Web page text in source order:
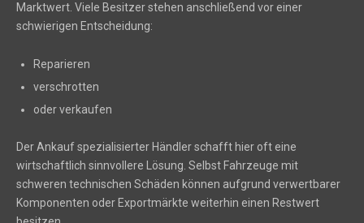
Marktwert. Viele Besitzer stehen anschließend vor einer
schwierigen Entscheidung:
Reparieren
verschrotten
oder verkaufen
Der Ankauf spezialisierter Händler schafft hier oft eine
wirtschaftlich sinnvollere Lösung. Selbst Fahrzeuge mit
schweren technischen Schäden können aufgrund verwertbarer
Komponenten oder Exportmärkte weiterhin einen Restwert